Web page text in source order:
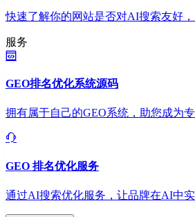
快速了解你的网站是否对AI搜索友好
服务
GEO排名优化系统源码
拥有属于自己的GEO系统，助您成为
GEO 排名优化服务
通过AI搜索优化服务，让品牌在AI中